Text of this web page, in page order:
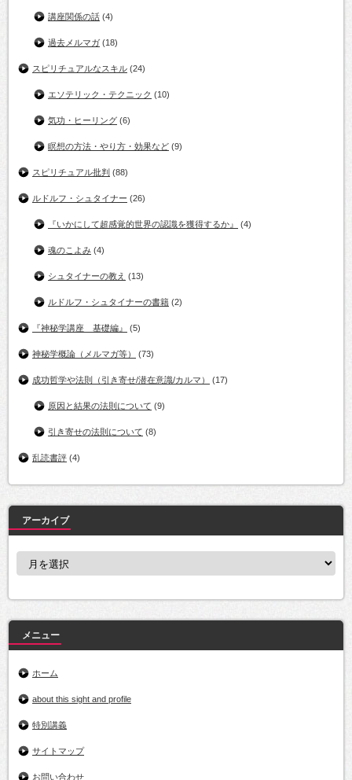
講座関係の話 (4)
過去メルマガ (18)
スピリチュアルなスキル (24)
エソテリック・テクニック (10)
気功・ヒーリング (6)
瞑想の方法・やり方・効果など (9)
スピリチュアル批判 (88)
ルドルフ・シュタイナー (26)
『いかにして超感覚的世界の認識を獲得するか』 (4)
魂のこよみ (4)
シュタイナーの教え (13)
ルドルフ・シュタイナーの書籍 (2)
『神秘学講座 基礎編』 (5)
神秘学概論（メルマガ等） (73)
成功哲学や法則（引き寄せ/潜在意識/カルマ） (17)
原因と結果の法則について (9)
引き寄せの法則について (8)
乱読書評 (4)
アーカイブ
ア
ブ
メニュー
ホーム
about this sight and profile
特別講義
サイトマップ
お問い合わせ